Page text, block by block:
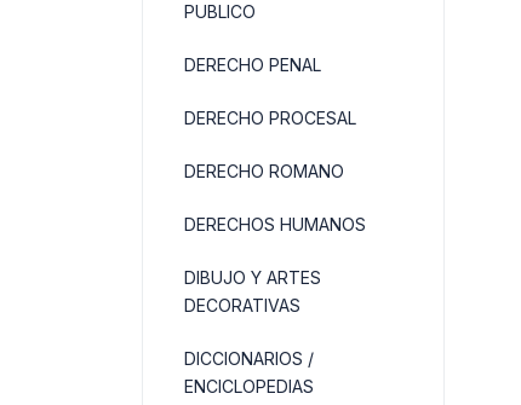
PUBLICO
DERECHO PENAL
DERECHO PROCESAL
DERECHO ROMANO
DERECHOS HUMANOS
DIBUJO Y ARTES
DECORATIVAS
DICCIONARIOS /
ENCICLOPEDIAS